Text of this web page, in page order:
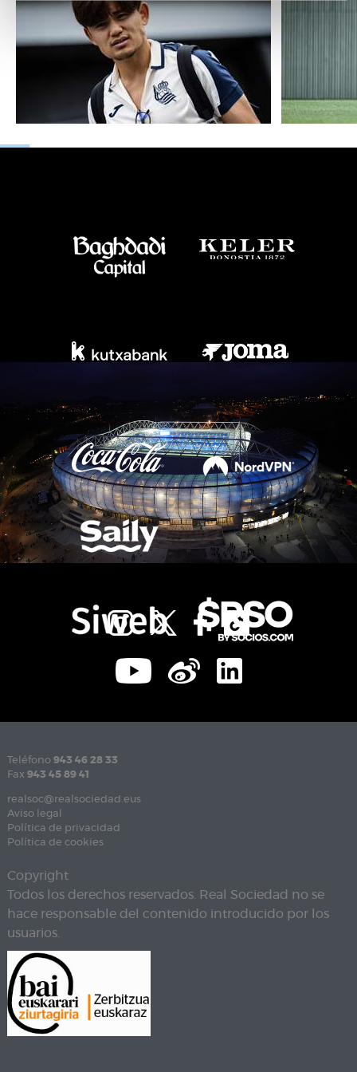
Teléfono 943 46 28 33
Fax 943 45 89 41
realsoc@realsociedad.eus
Aviso legal
Política de privacidad
Política de cookies
Copyright
Todos los derechos reservados. Real Sociedad no se
hace responsable del contenido introducido por los
usuarios.